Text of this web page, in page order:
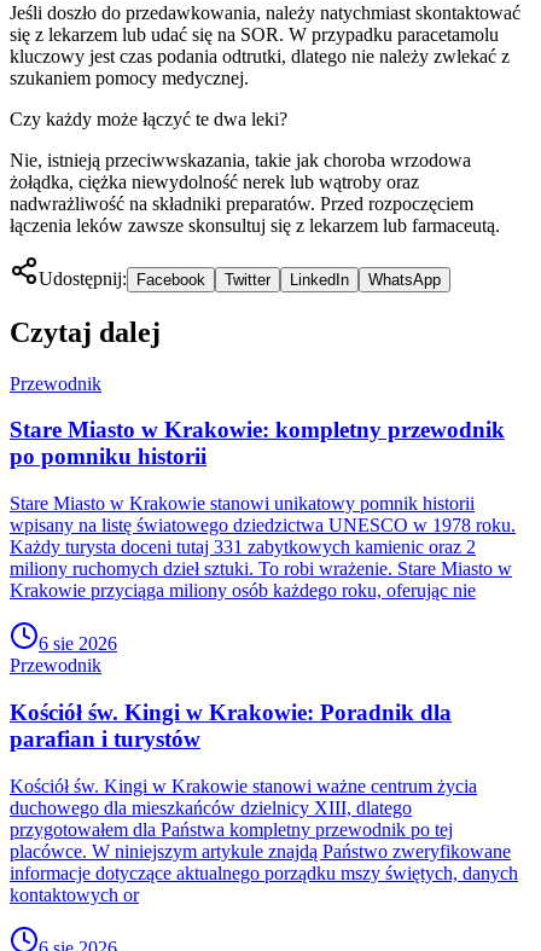
Jeśli doszło do przedawkowania, należy natychmiast skontaktować
się z lekarzem lub udać się na SOR. W przypadku paracetamolu
kluczowy jest czas podania odtrutki, dlatego nie należy zwlekać z
szukaniem pomocy medycznej.
Czy każdy może łączyć te dwa leki?
Nie, istnieją przeciwwskazania, takie jak choroba wrzodowa
żołądka, ciężka niewydolność nerek lub wątroby oraz
nadwrażliwość na składniki preparatów. Przed rozpoczęciem
łączenia leków zawsze skonsultuj się z lekarzem lub farmaceutą.
Udostępnij: Facebook Twitter LinkedIn WhatsApp
Czytaj dalej
Przewodnik
Stare Miasto w Krakowie: kompletny przewodnik
po pomniku historii
Stare Miasto w Krakowie stanowi unikatowy pomnik historii
wpisany na listę światowego dziedzictwa UNESCO w 1978 roku.
Każdy turysta doceni tutaj 331 zabytkowych kamienic oraz 2
miliony ruchomych dzieł sztuki. To robi wrażenie. Stare Miasto w
Krakowie przyciąga miliony osób każdego roku, oferując nie
6 sie 2026
Przewodnik
Kościół św. Kingi w Krakowie: Poradnik dla
parafian i turystów
Kościół św. Kingi w Krakowie stanowi ważne centrum życia
duchowego dla mieszkańców dzielnicy XIII, dlatego
przygotowałem dla Państwa kompletny przewodnik po tej
placówce. W niniejszym artykule znajdą Państwo zweryfikowane
informacje dotyczące aktualnego porządku mszy świętych, danych
kontaktowych or